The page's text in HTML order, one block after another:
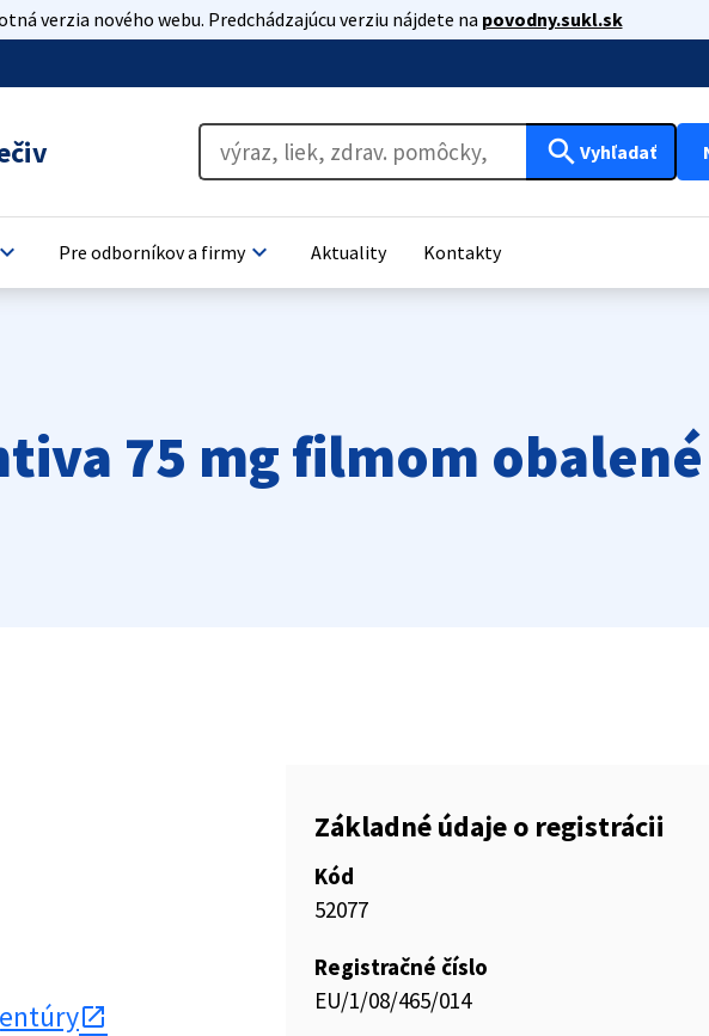
verzia nového webu. Predchádzajúcu verziu nájdete na povodny.sukl.sk
search Vyhľadať
keyboard_arrow_down Pre odborníkov a firmykeyboard_arrow_down Aktuality Kontakty
75 mg filmom
Základné údaje o registrácii
Kód
52077
Registračné číslo
EU/1/08/465/014